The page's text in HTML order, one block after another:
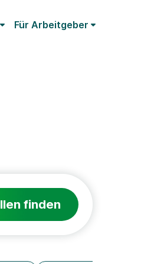
Für Arbeitgeber
finden